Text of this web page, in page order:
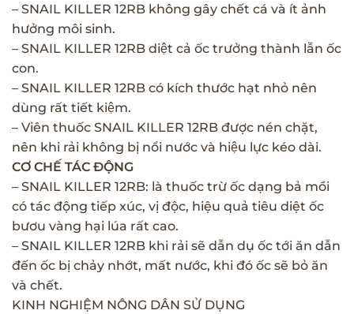
– SNAIL KILLER 12RB không gây chết cá và ít ảnh
hưởng môi sinh.
– SNAIL KILLER 12RB diệt cả ốc trưởng thành lẫn ốc
con.
– SNAIL KILLER 12RB có kích thước hạt nhỏ nên
dùng rất tiết kiệm.
– Viên thuốc SNAIL KILLER 12RB được nén chặt,
nên khi rải không bị nổi nước và hiệu lực kéo dài.
CƠ CHẾ TÁC ĐỘNG
– SNAIL KILLER 12RB: là thuốc trừ ốc dạng bả mồi
có tác động tiếp xúc, vị độc, hiệu quả tiêu diệt ốc
bươu vàng hại lúa rất cao.
– SNAIL KILLER 12RB khi rải sẽ dẫn dụ ốc tới ăn dẫn
đến ốc bị chảy nhớt, mất nước, khi đó ốc sẽ bỏ ăn
và chết.
KINH NGHIỆM NÔNG DÂN SỬ DỤNG